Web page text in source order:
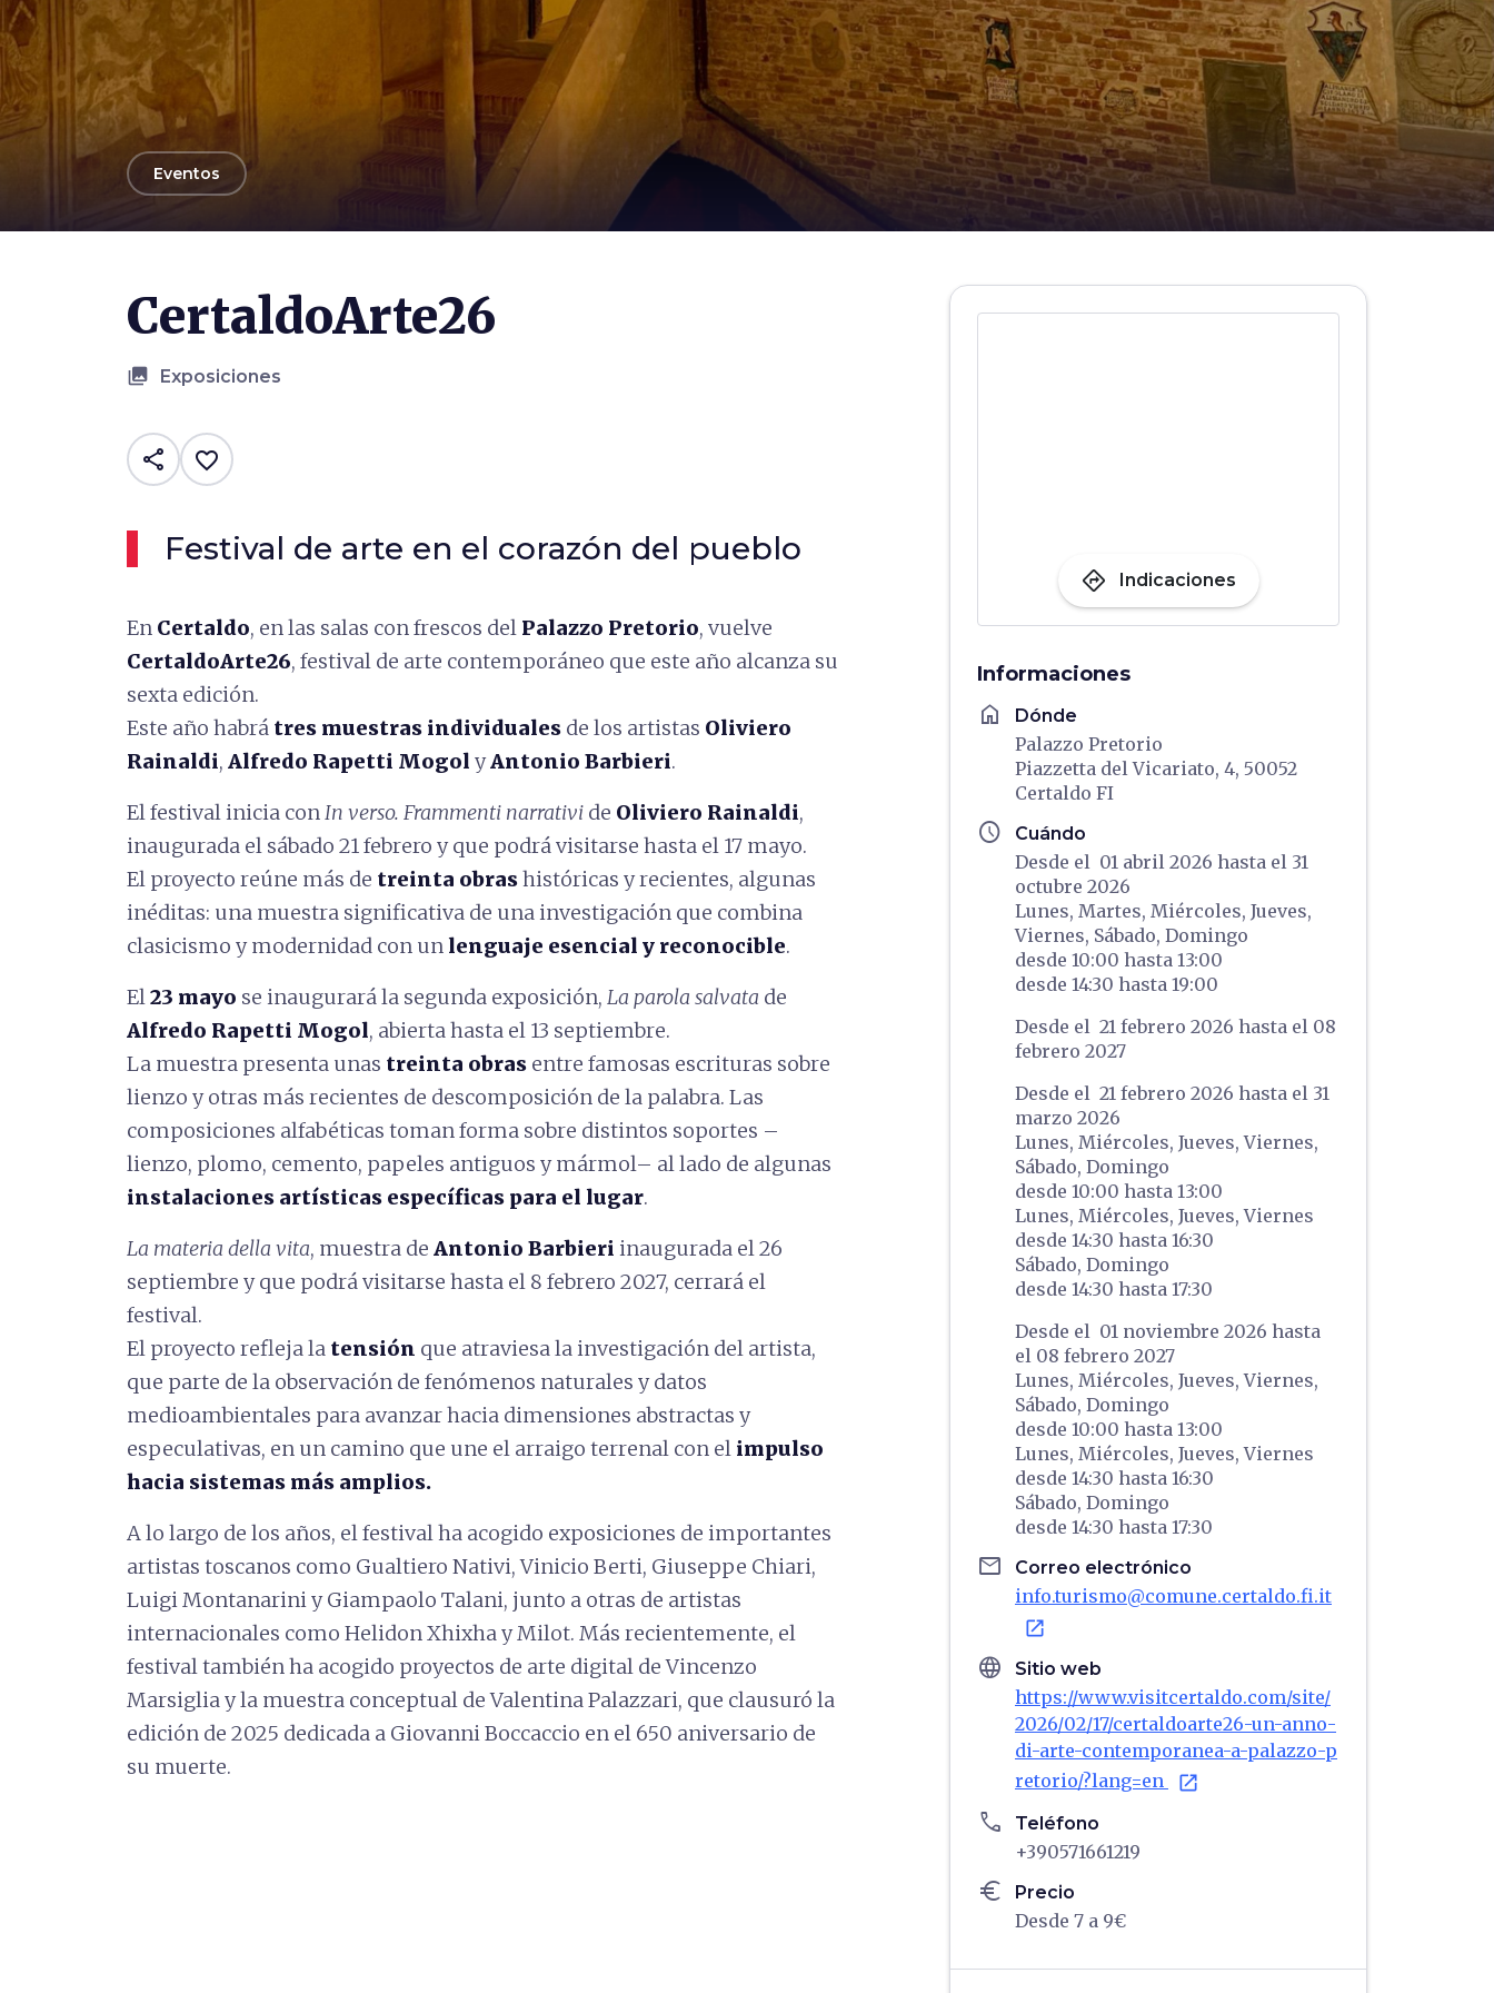
arrow_backEventos
CertaldoArte26
collections Exposiciones
share favorite_border
Festival de arte en el corazón del pueblo
En Certaldo, en las salas con frescos del Palazzo Pretorio, vuelve
CertaldoArte26, festival de arte contemporáneo que este año alcanza su
sexta edición.
Este año habrá tres muestras individuales de los artistas Oliviero
Rainaldi, Alfredo Rapetti Mogol yAntonio Barbieri.
El festival inicia conIn verso. Frammenti narrativi de Oliviero Rainaldi,
inaugurada el sábado 21 febrero y que podrá visitarse hasta el 17 mayo.
El proyecto reúne más de treinta obrashistóricas y recientes, algunas
inéditas: una muestra significativa de una investigación que combina
clasicismo y modernidad con unlenguaje esencial y reconocible.
El23 mayo se inaugurará la segunda exposición, La parola salvata de
Alfredo Rapetti Mogol, abierta hasta el 13 septiembre.
La muestra presenta unas treinta obras entre famosas escrituras sobre
lienzo y otras más recientes de descomposición de la palabra. Las
composiciones alfabéticas toman forma sobre distintos soportes –
lienzo, plomo, cemento, papeles antiguos y mármol– al lado de algunas
instalaciones artísticas específicas para el lugar.
La materia della vita, muestra de Antonio Barbieri inaugurada el 26
septiembre y que podrá visitarse hasta el 8 febrero 2027, cerrará el
festival.
El proyecto refleja la tensión que atraviesa la investigación del artista,
que parte de la observación de fenómenos naturales y datos
medioambientales para avanzar hacia dimensiones abstractas y
especulativas, en un camino que une el arraigo terrenal con el impulso
hacia sistemas más amplios.
A lo largo de los años, el festival ha acogido exposiciones de importantes
artistas toscanos como Gualtiero Nativi, Vinicio Berti, Giuseppe Chiari,
Luigi Montanarini y Giampaolo Talani, junto a otras de artistas
internacionales como Helidon Xhixha y Milot. Más recientemente, el
festival también ha acogido proyectos de arte digital de Vincenzo
Marsiglia y la muestra conceptual de Valentina Palazzari, que clausuró la
edición de 2025 dedicada a Giovanni Boccaccio en el 650 aniversario de
su muerte.
directions Indicaciones
Informaciones
home Dónde
Palazzo Pretorio
Piazzetta del Vicariato, 4, 50052
Certaldo FI
schedule Cuándo
Desde el 01 abril 2026 hasta el 31
octubre 2026
Lunes, Martes, Miércoles, Jueves,
Viernes, Sábado, Domingo
desde 10:00 hasta 13:00
desde 14:30 hasta 19:00
Desde el 21 febrero 2026 hasta el 08
febrero 2027
Desde el 21 febrero 2026 hasta el 31
marzo 2026
Lunes, Miércoles, Jueves,Viernes,
Sábado, Domingo
desde 10:00 hasta 13:00
Lunes, Miércoles, Jueves,Viernes
desde 14:30 hasta 16:30
Sábado, Domingo
desde 14:30 hasta 17:30
Desde el 01 noviembre 2026 hasta
el 08 febrero 2027
Lunes, Miércoles, Jueves,Viernes,
Sábado, Domingo
desde 10:00 hasta 13:00
Lunes, Miércoles, Jueves,Viernes
desde 14:30 hasta 16:30
Sábado, Domingo
desde 14:30 hasta 17:30
email Correo electrónico
info.turismo@comune.certaldo.fi.it
open_in_new
language Sitio web
https://www.visitcertaldo.com/site/
2026/02/17/certaldoarte26-un-anno-
di-arte-contemporanea-a-palazzo-p
retorio/?lang=en
open_in_new
phone Teléfono
+390571661219
euro Precio
Desde 7 a 9€